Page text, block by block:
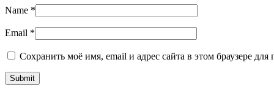
Name *
Email *
Сохранить моё имя, email и адрес сайта в этом браузере